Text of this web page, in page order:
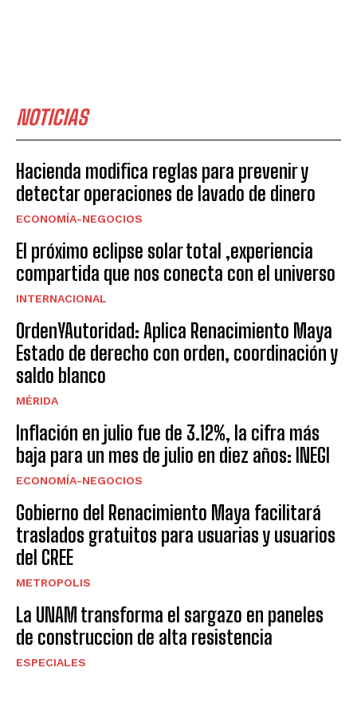
NOTICIAS
Hacienda modifica reglas para prevenir y
detectar operaciones de lavado de dinero
ECONOMÍA-NEGOCIOS
El próximo eclipse solar total ,experiencia
compartida que nos conecta con el universo
INTERNACIONAL
OrdenYAutoridad: Aplica Renacimiento Maya
Estado de derecho con orden, coordinación y
saldo blanco
MÉRIDA
Inflación en julio fue de 3.12%, la cifra más
baja para un mes de julio en diez años: INEGI
ECONOMÍA-NEGOCIOS
Gobierno del Renacimiento Maya facilitará
traslados gratuitos para usuarias y usuarios
del CREE
METROPOLIS
La UNAM transforma el sargazo en paneles
de construccion de alta resistencia
ESPECIALES